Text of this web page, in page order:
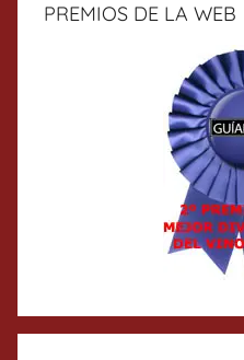
PREMIOS DE LA WEB